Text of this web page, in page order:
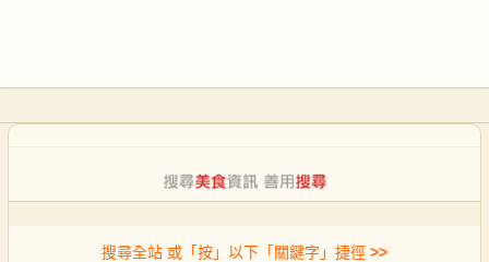
搜尋全站 或「按」以下「關鍵字」捷徑 >>